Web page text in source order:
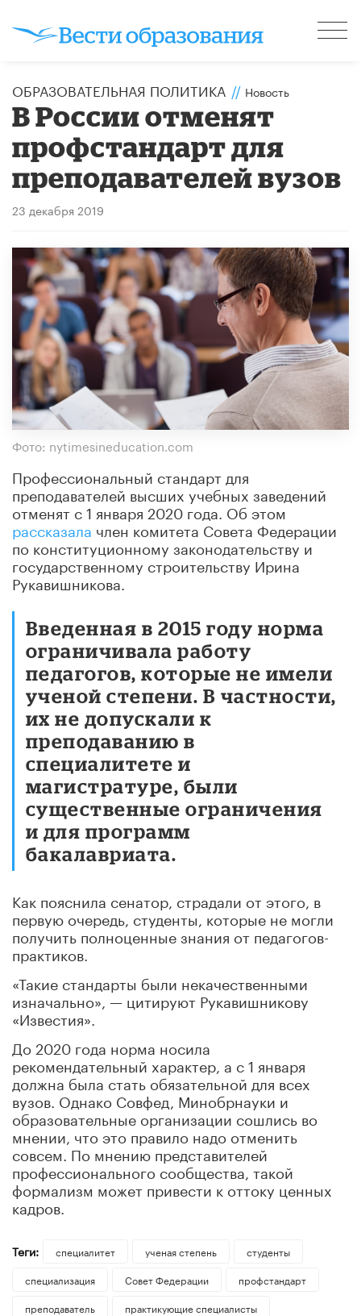
ОБРАЗОВАТЕЛЬНАЯ ПОЛИТИКА // Новость
В России отменят
профстандарт для
преподавателей вузов
23 декабря 2019
Фото: nytimesineducation.com
Профессиональный стандарт для
преподавателей высших учебных заведений
отменят c 1 января 2020 года. Об этом
рассказала член комитета Совета Федерации
по конституционному законодательству и
государственному строительству Ирина
Рукавишникова.
Введенная в 2015 году норма
ограничивала работу
педагогов, которые не имели
ученой степени. В частности,
их не допускали к
преподаванию в
специалитете и
магистратуре, были
существенные ограничения
и для программ
бакалавриата.
Как пояснила сенатор, страдали от этого, в
первую очередь, студенты, которые не могли
получить полноценные знания от педагогов-
практиков.
«Такие стандарты были некачественными
изначально», — цитируют Рукавишникову
«Известия».
До 2020 года норма носила
рекомендательный характер, а с 1 января
должна была стать обязательной для всех
вузов. Однако Совфед, Минобрнауки и
образовательные организации сошлись во
мнении, что это правило надо отменить
совсем. По мнению представителей
профессионального сообщества, такой
формализм может привести к оттоку ценных
кадров.
Теги: специалитет ученая степень
студенты
специализация
Совет Федерации
профстандарт
преподаватель
практикующие специалисты